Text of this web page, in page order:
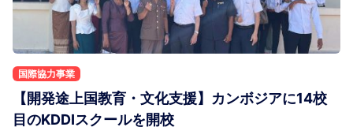
国際協力事業
【開発途上国教育・文化支援】カンボジアに14校
目のKDDIスクールを開校